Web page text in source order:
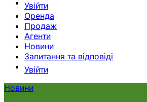
Увійти
Оренда
Продаж
Агенти
Новини
Запитання та відповіді
Увійти
Новини